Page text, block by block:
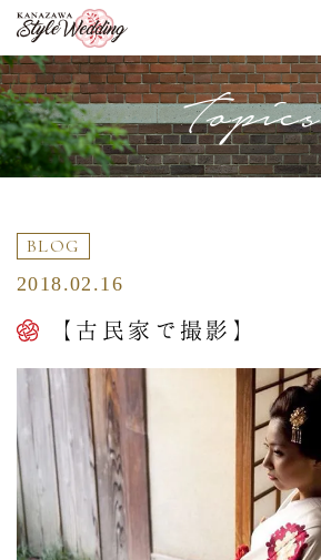
Topics
BLOG
2018.02.16
【古民家で撮影】